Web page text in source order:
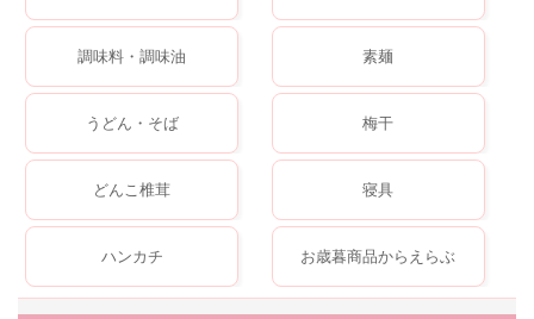
調味料・調味油 素麺
うどん・そば 梅干
どんこ椎茸 寝具
ハンカチ お歳暮商品からえらぶ